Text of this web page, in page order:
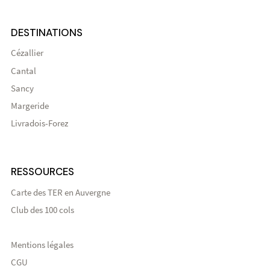
DESTINATIONS
Cézallier
Cantal
Sancy
Margeride
Livradois-Forez
RESSOURCES
Carte des TER en Auvergne
Club des 100 cols
Mentions légales
CGU